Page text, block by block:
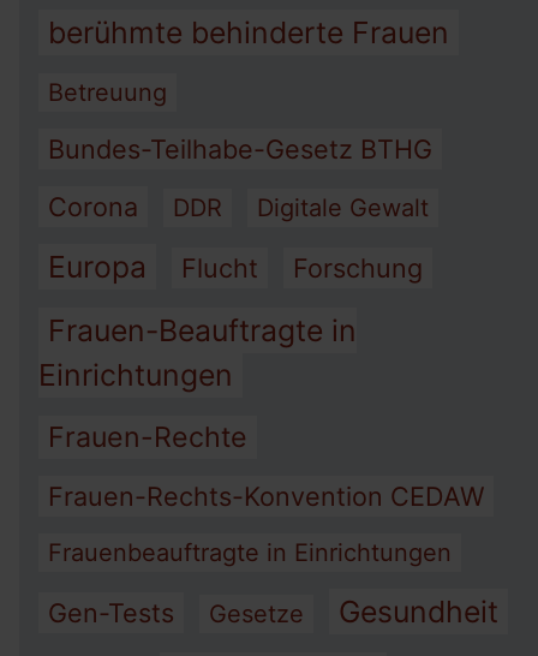
berühmte behinderte Frauen
Betreuung
Bundes-Teilhabe-Gesetz BTHG
Corona
DDR Digitale Gewalt
Europa Flucht Forschung
Frauen-Beauftragte in
Einrichtungen
Frauen-Rechte
Frauen-Rechts-Konvention CEDAW
Frauenbeauftragte in Einrichtungen
Gen-Tests Gesetze Gesundheit